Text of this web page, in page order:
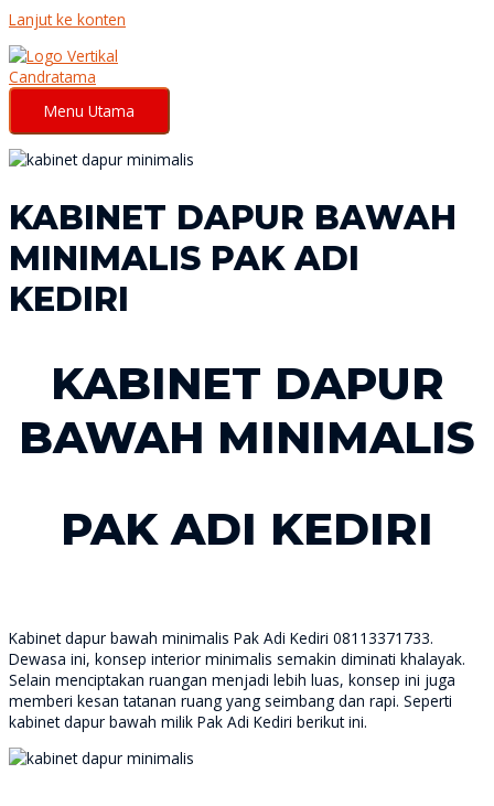
Lanjut ke konten
Menu Utama
KABINET DAPUR BAWAH
MINIMALIS PAK ADI
KEDIRI
KABINET DAPUR
BAWAH MINIMALIS
PAK ADI KEDIRI
Kabinet dapur bawah minimalis Pak Adi Kediri 08113371733.
Dewasa ini, konsep interior minimalis semakin diminati khalayak.
Selain menciptakan ruangan menjadi lebih luas, konsep ini juga
memberi kesan tatanan ruang yang seimbang dan rapi. Seperti
kabinet dapur bawah milik Pak Adi Kediri berikut ini.